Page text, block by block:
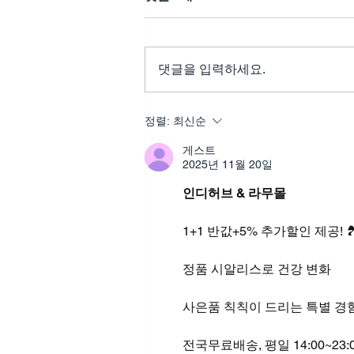
평범함을 특별하게 만들어줄,
의 변화
댓글을 입력하세요.
정렬: 최신순
게스트
2025년 11월 20일
인디허브 & 라무몰
1+1 반값+5% 추가할인 제공!
정품 시알리스로 건강 변화
사은품 칙칙이 드리는 특별 경
전국무료배송, 평일